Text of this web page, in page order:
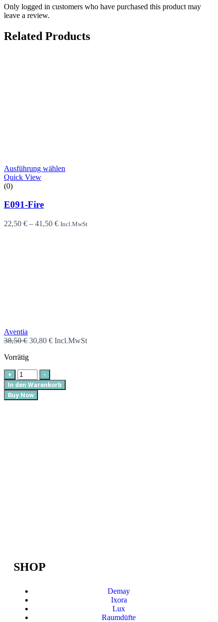
Only logged in customers who have purchased this product may
leave a review.
Related Products
Ausführung wählen
Quick View
(0)
E091-Fire
22,50 € – 41,50 € Incl.MwSt
Aventia
38,50€ 30,80 € Incl.MwSt
Vorrätig
+
-
In den Warenkorb
Buy Now
SHOP
Demay
Ixora
Lux
Raumdüfte